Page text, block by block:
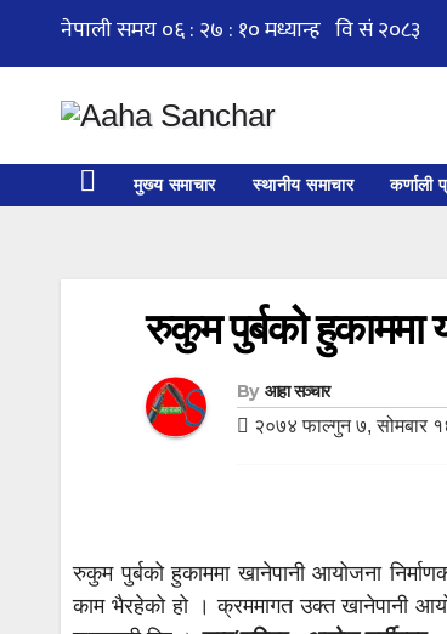
मुख्य समाचार स्थानीय समाचार कर्णाली
रुकुम पुर्बको हुकाममा
By आहा सञ्चार
२०७४ फाल्गुन ७, सोमबार
रुकुम पुर्बको हुकाममा खानेपानी आयोजना
काम भैरहेको हो । क्रममागत उक्त खानेपानी